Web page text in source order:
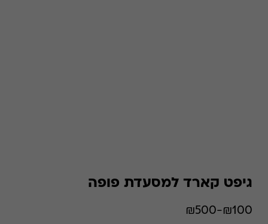
גיפט קארד למסעדת פופה
₪100-₪500